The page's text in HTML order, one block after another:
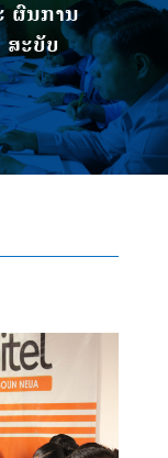
ຜົນການ
ະບັບ